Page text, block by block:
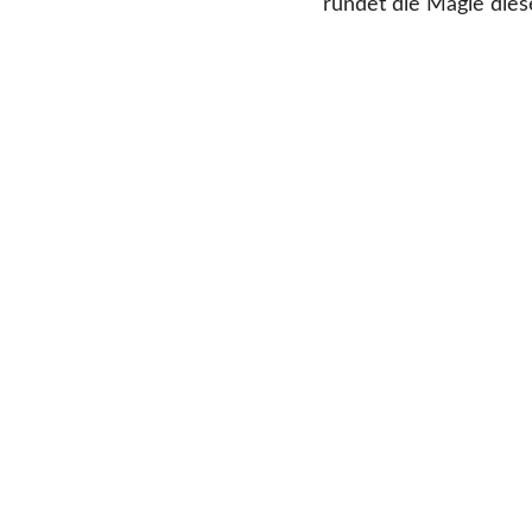
rundet die Magie